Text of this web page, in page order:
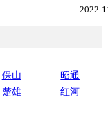
2022-
保山
昭通
楚雄 红河